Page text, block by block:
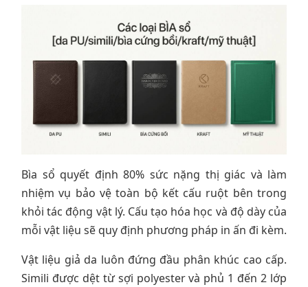
Bìa sổ quyết định 80% sức nặng thị giác và làm
nhiệm vụ bảo vệ toàn bộ kết cấu ruột bên trong
khỏi tác động vật lý. Cấu tạo hóa học và độ dày của
mỗi vật liệu sẽ quy định phương pháp in ấn đi kèm.
Vật liệu giả da luôn đứng đầu phân khúc cao cấp.
Simili được dệt từ sợi polyester và phủ 1 đến 2 lớp